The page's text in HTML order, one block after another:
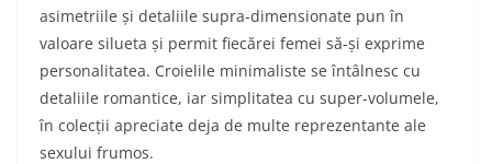
asimetriile și detaliile supra-dimensionate pun în
valoare silueta și permit fiecărei femei să-și exprime
personalitatea. Croielile minimaliste se întâlnesc cu
detaliile romantice, iar simplitatea cu super-volumele,
în colecții apreciate deja de multe reprezentante ale
sexului frumos.